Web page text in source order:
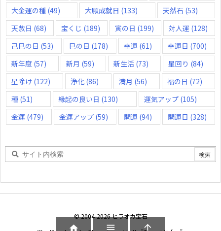
大金運の種 (49) 大願成就日 (133) 天然石 (53)
天赦日 (68) 宝くじ (189) 寅の日 (199) 対人運 (128)
己巳の日 (53) 巳の日 (178) 幸運 (61) 幸運日 (700)
新年度 (57) 新月 (59) 新生活 (73) 星回り (84)
星除け (122) 浄化 (86) 満月 (56) 福の日 (72)
種 (51) 縁起の良い日 (130) 運気アップ(105)
金運 (479) 金運アップ (59) 開運 (94) 開運日 (328)
©2004-2026ヒラオカ宝石
  